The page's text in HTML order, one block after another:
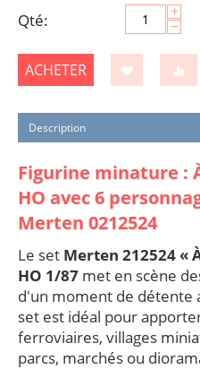
Qté: +
−
ACHETER
Description
Figurine minature :
HO avec 6
Merten 0212524
Le set Merten 212524 «
HO 1/87 met en scène
d'un moment de détente
set est idéal pour
ferroviaires, villages
parcs, marchés ou